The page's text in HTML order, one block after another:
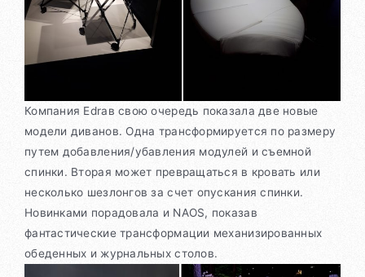
Компания Edraв свою очередь показала две новые
модели диванов. Одна трансформируется по размеру
путем добавления/убавления модулей и съемной
спинки. Вторая может превращаться в кровать или
несколько шезлонгов за счет опускания спинки.
Новинками порадовала и NAOS, показав
фантастические трансформации механизированных
обеденных и журнальных столов.